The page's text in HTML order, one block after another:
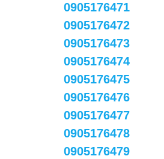
0905176471
0905176472
0905176473
0905176474
0905176475
0905176476
0905176477
0905176478
0905176479